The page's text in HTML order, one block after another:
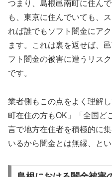
つまり、島根邑南町に住ん
も、東京に住んでいても、
れば誰でもソフト闇金にア
ます。これは裏を返せば、
フト闇金の被害に遭うリス
です。
業者側もこの点をよく理解
町在住の方もOK」「全国ど
言で地方在住者を積極的に
いるから闇金とは無縁、と